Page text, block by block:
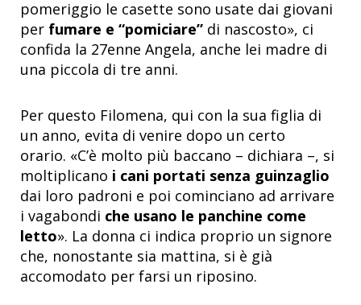
pomeriggio le casette sono usate dai giovani
per fumare e “pomiciare” di nascosto», ci
confida la 27enne Angela, anche lei madre di
una piccola di tre anni.
Per questo Filomena, qui con la sua figlia di
un anno, evita di venire dopo un certo
orario. «C’è molto più baccano – dichiara –, si
moltiplicano i cani portati senza guinzaglio
dai loro padroni e poi cominciano ad arrivare
i vagabondi che usano le panchine come
letto». La donna ci indica proprio un signore
che, nonostante sia mattina, si è già
accomodato per farsi un riposino.